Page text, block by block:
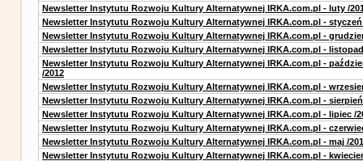
Newsletter Instytutu Rozwoju Kultury Alternatywnej IRKA.com.pl - luty /
Newsletter Instytutu Rozwoju Kultury Alternatywnej IRKA.com.pl - styczeń
Newsletter Instytutu Rozwoju Kultury Alternatywnej IRKA.com.pl -
Newsletter Instytutu Rozwoju Kultury Alternatywnej IRKA.com.pl - listopad
Newsletter Instytutu Rozwoju Kultury Alternatywnej IRKA.com.pl -
/2012
Newsletter Instytutu Rozwoju Kultury Alternatywnej IRKA.com.pl -
Newsletter Instytutu Rozwoju Kultury Alternatywnej IRKA.com.pl - sierpień
Newsletter Instytutu Rozwoju Kultury Alternatywnej IRKA.com.pl - lipiec /
Newsletter Instytutu Rozwoju Kultury Alternatywnej IRKA.com.pl -
Newsletter Instytutu Rozwoju Kultury Alternatywnej IRKA.com.pl - maj /
Newsletter Instytutu Rozwoju Kultury Alternatywnej IRKA.com.pl -